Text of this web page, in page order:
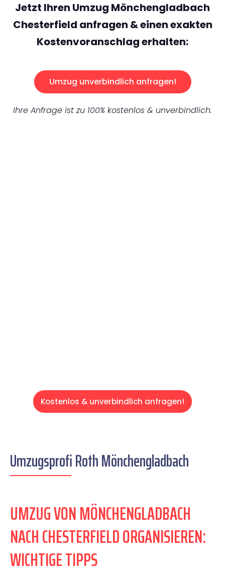
Jetzt Ihren Umzug Mönchengladbach
Chesterfield anfragen & einen exakten
Kostenvoranschlag erhalten:
Umzug unverbindlich anfragen!
Ihre Anfrage ist zu 100% kostenlos & unverbindlich.
Kostenlos & unverbindlich anfragen!
Umzugsprofi Roth Mönchengladbach
UMZUG VON MÖNCHENGLADBACH
NACH CHESTERFIELD ORGANISIEREN:
WICHTIGE TIPPS